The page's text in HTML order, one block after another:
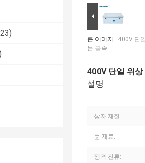
큰 이미지 : 400V 단
는 금속
400V 단일 위
설명
상자 재질:
문 재료:
정격 전류: